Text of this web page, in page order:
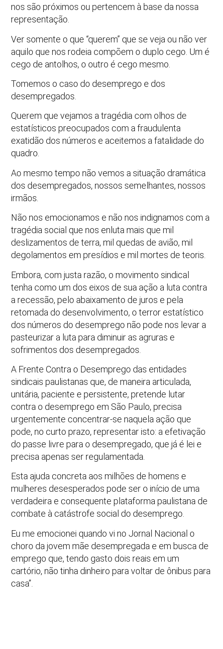
nos são próximos ou pertencem à base da nossa
representação.
Ver somente o que “querem” que se veja ou não ver
aquilo que nos rodeia compõem o duplo cego. Um é
cego de antolhos, o outro é cego mesmo.
Tomemos o caso do desemprego e dos
desempregados.
Querem que vejamos a tragédia com olhos de
estatísticos preocupados com a fraudulenta
exatidão dos números e aceitemos a fatalidade do
quadro.
Ao mesmo tempo não vemos a situação dramática
dos desempregados, nossos semelhantes, nossos
irmãos.
Não nos emocionamos e não nos indignamos com a
tragédia social que nos enluta mais que mil
deslizamentos de terra, mil quedas de avião, mil
degolamentos em presídios e mil mortes de teoris.
Embora, com justa razão, o movimento sindical
tenha como um dos eixos de sua ação a luta contra
a recessão, pelo abaixamento de juros e pela
retomada do desenvolvimento, o terror estatístico
dos números do desemprego não pode nos levar a
pasteurizar a luta para diminuir as agruras e
sofrimentos dos desempregados.
A Frente Contra o Desemprego das entidades
sindicais paulistanas que, de maneira articulada,
unitária, paciente e persistente, pretende lutar
contra o desemprego em São Paulo, precisa
urgentemente concentrar-se naquela ação que
pode, no curto prazo, representar isto: a efetivação
do passe livre para o desempregado, que já é lei e
precisa apenas ser regulamentada.
Esta ajuda concreta aos milhões de homens e
mulheres desesperados pode ser o início de uma
verdadeira e consequente plataforma paulistana de
combate à catástrofe social do desemprego.
Eu me emocionei quando vi no Jornal Nacional o
choro da jovem mãe desempregada e em busca de
emprego que, tendo gasto dois reais em um
cartório, não tinha dinheiro para voltar de ônibus para
casa”.